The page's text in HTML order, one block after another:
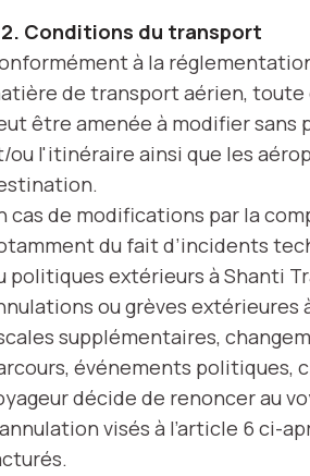
Conditions du transport
à la
de transport aérien, toute
être amenée à modifier sans
ou l'itinéraire ainsi que les
cas de modifications par la
du fait d’incidents
politiques extérieurs à Shanti
ou grèves extérieures
supplémentaires,
événements politiques,
décide de renoncer au
visés à l’article 6 ci-